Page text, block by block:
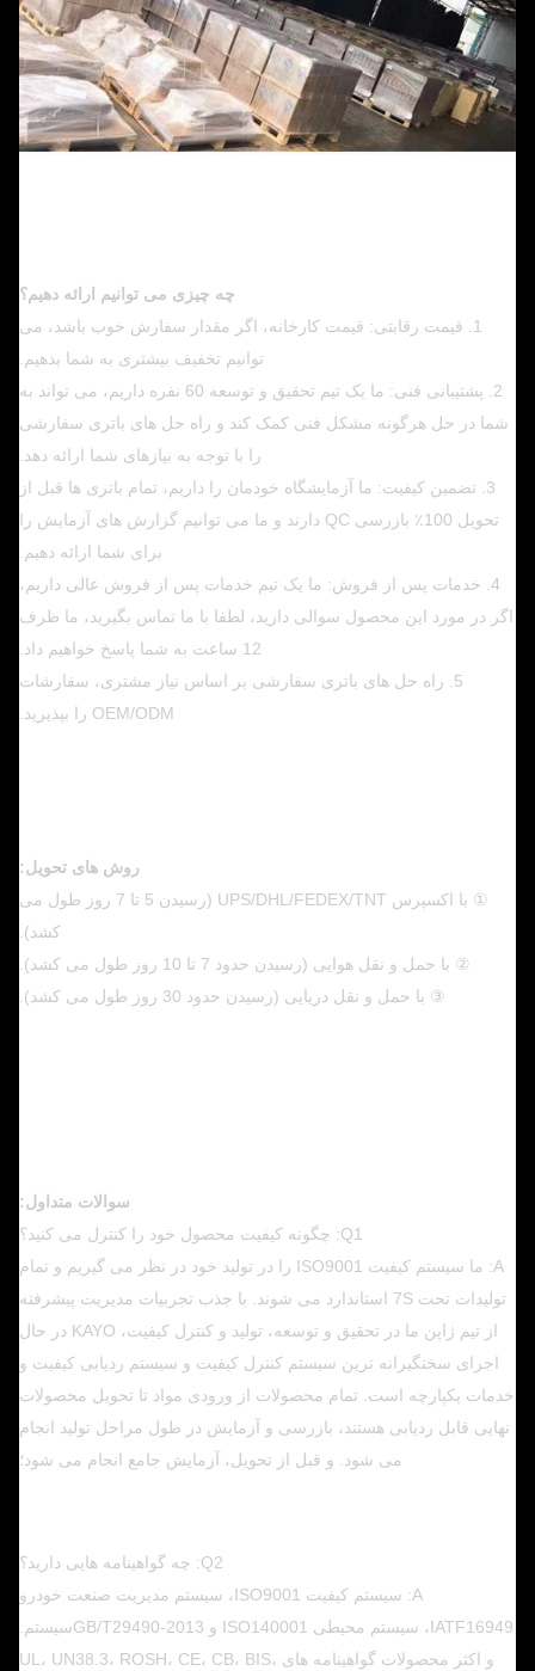
چه چیزی می توانیم ارائه دهیم؟
1. قیمت رقابتی: قیمت کارخانه، اگر مقدار سفارش خوب باشد، می
توانیم تخفیف بیشتری به شما بدهیم.
2. پشتیبانی فنی: ما یک تیم تحقیق و توسعه 60 نفره داریم، می تواند به
شما در حل هرگونه مشکل فنی کمک کند و راه حل های باتری سفارشی
را با توجه به نیازهای شما ارائه دهد.
3. تضمین کیفیت: ما آزمایشگاه خودمان را داریم، تمام باتری ها قبل از
تحویل 100٪ بازرسی QC دارند و ما می توانیم گزارش های آزمایش را
برای شما ارائه دهیم.
4. خدمات پس از فروش: ما یک تیم خدمات پس از فروش عالی داریم،
اگر در مورد این محصول سوالی دارید، لطفا با ما تماس بگیرید، ما ظرف
12 ساعت به شما پاسخ خواهیم داد.
5. راه حل های باتری سفارشی بر اساس نیاز مشتری، سفارشات
OEM/ODM را بپذیرید.
روش های تحویل:
① با اکسپرس UPS/DHL/FEDEX/TNT (رسیدن 5 تا 7 روز طول می
کشد).
② با حمل و نقل هوایی (رسیدن حدود 7 تا 10 روز طول می کشد).
③ با حمل و نقل دریایی (رسیدن حدود 30 روز طول می کشد).
سوالات متداول:
Q1: چگونه کیفیت محصول خود را کنترل می کنید؟
A: ما سیستم کیفیت ISO9001 را در تولید خود در نظر می گیریم و تمام
تولیدات تحت 7S استاندارد می شوند. با جذب تجربیات مدیریت پیشرفته
از تیم ژاپن ما در تحقیق و توسعه، تولید و کنترل کیفیت، KAYO در حال
اجرای سختگیرانه ترین سیستم کنترل کیفیت و سیستم ردیابی کیفیت و
خدمات یکپارچه است. تمام محصولات از ورودی مواد تا تحویل محصولات
نهایی قابل ردیابی هستند، بازرسی و آزمایش در طول مراحل تولید انجام
می شود. و قبل از تحویل، آزمایش جامع انجام می شود؛
Q2: چه گواهینامه هایی دارید؟
A: سیستم کیفیت ISO9001، سیستم مدیریت صنعت خودرو
IATF16949، سیستم محیطی ISO140001 و GB/T29490-2013
سیستم.
و اکثر محصولات گواهینامه های UL، UN38.3، ROSH، CE، CB، BIS،